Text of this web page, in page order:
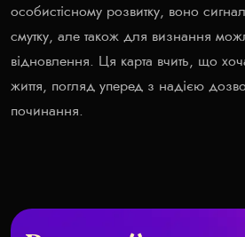
особистісному розвитку, воно
смутку, але також для визнання
відновлення. Ця карта вчить, що
життя, погляд уперед з надією
починання.